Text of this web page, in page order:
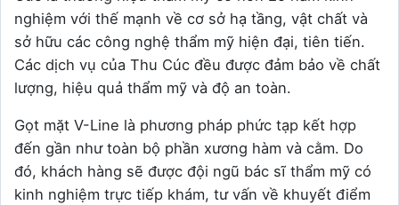
nghiệm với thế mạnh về cơ sở hạ tầng, vật chất và
sở hữu các công nghệ thẩm mỹ hiện đại, tiên tiến.
Các dịch vụ của Thu Cúc đều được đảm bảo về chất
lượng, hiệu quả thẩm mỹ và độ an toàn.
Gọt mặt V-Line là phương pháp phức tạp kết hợp
đến gần như toàn bộ phần xương hàm và cằm. Do
đó, khách hàng sẽ được đội ngũ bác sĩ thẩm mỹ có
kinh nghiệm trực tiếp khám, tư vấn về khuyết điểm